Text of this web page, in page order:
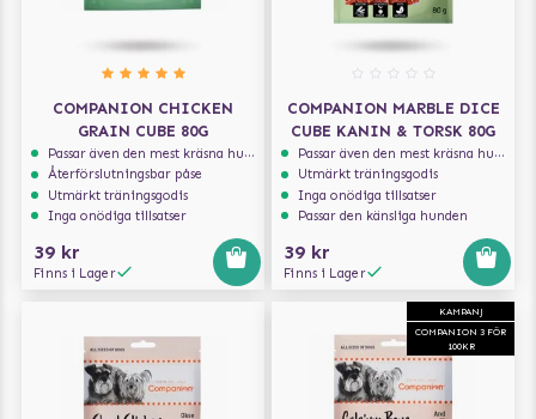
COMPANION CHICKEN
GRAIN CUBE 80G
Passar även den mest kräsna hunden
Återförslutningsbar påse
Utmärkt träningsgodis
Inga onödiga tillsatser
39 kr
Finns i Lager
COMPANION MARBLE DICE
CUBE KANIN & TORSK 80G
Passar även den mest kräsna hunden
Utmärkt träningsgodis
Inga onödiga tillsatser
Passar den känsliga hunden
39 kr
Finns i Lager
KAMPANJ
COMPANION 3 FÖR
100KR